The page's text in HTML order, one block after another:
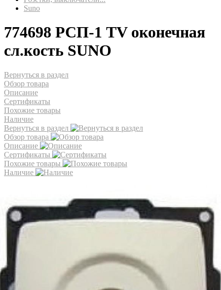
Suno
774698 РСП-1 TV оконечная
сл.кость SUNO
Вернуться в раздел
Обзор товара
Описание
Сертификаты
Похожие товары
Наличие
Вернуться в раздел
Обзор товара
Описание
Сертификаты
Похожие товары
Наличие